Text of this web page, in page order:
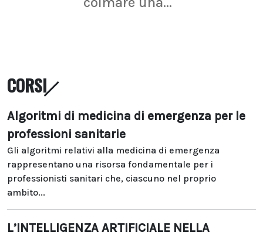
CORSI
Algoritmi di medicina di emergenza per le
professioni sanitarie
Gli algoritmi relativi alla medicina di emergenza
rappresentano una risorsa fondamentale per i
professionisti sanitari che, ciascuno nel proprio
ambito...
L’INTELLIGENZA ARTIFICIALE NELLA